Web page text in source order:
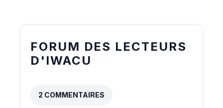
FORUM DES LECTEURS
D'IWACU
2 COMMENTAIRES